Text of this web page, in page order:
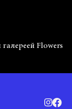
Flowers